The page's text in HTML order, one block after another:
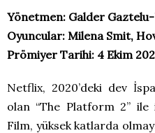
Yönetmen: Galder
Oyuncular: Milena Smit,
Prömiyer Tarihi: 4 Ekim
Netflix, 2020’deki dev
olan “The Platform 2” ile
Film, yüksek katlarda